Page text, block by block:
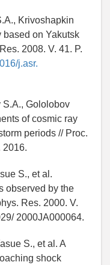
Krivoshapkin
based on Yakutsk
2008. V. 41. P.
j.asr.
S.A., Gololobov
of cosmic ray
periods // Proc.
2016.
S., et al.
observed by the
Res. 2000. V.
2000JA000064.
S., et al. A
shock